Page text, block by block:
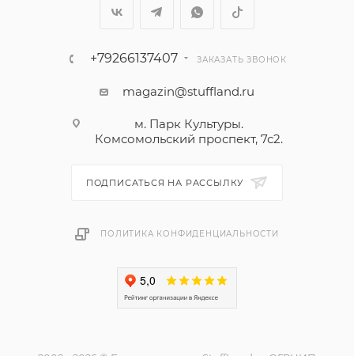
+79266137407 ЗАКАЗАТЬ ЗВОНОК
magazin@stuffland.ru
м. Парк Культуры.
Комсомольский проспект, 7с2.
ПОДПИСАТЬСЯ НА РАССЫЛКУ
ПОЛИТИКА КОНФИДЕНЦИАЛЬНОСТИ